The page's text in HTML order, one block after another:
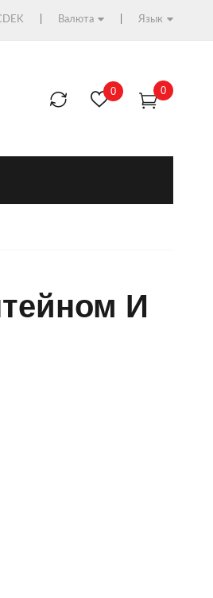
Валюта Язык
0 0
И